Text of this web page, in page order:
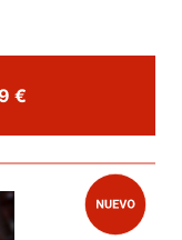
Comprar por 25,99 €